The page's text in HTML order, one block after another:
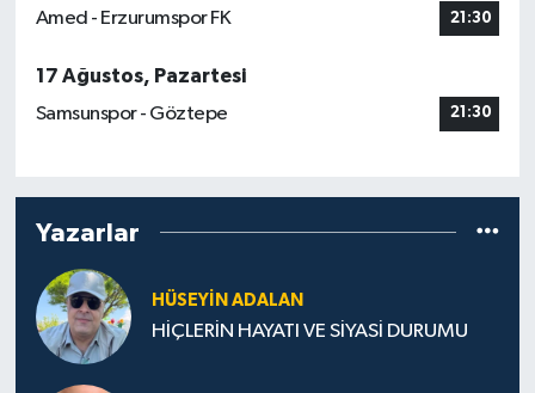
Amed - Erzurumspor FK 21:30
17 Ağustos, Pazartesi
Samsunspor - Göztepe
21:30
Yazarlar
HÜSEYIN ADALAN
HİÇLERİN HAYATI VE SİYASİ DURUMU